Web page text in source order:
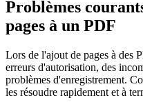
Problèmes
pages à un PDF
Lors de l'ajout de pages à des
erreurs d'autorisation, des
problèmes d'enregistrement.
les résoudre rapidement et à